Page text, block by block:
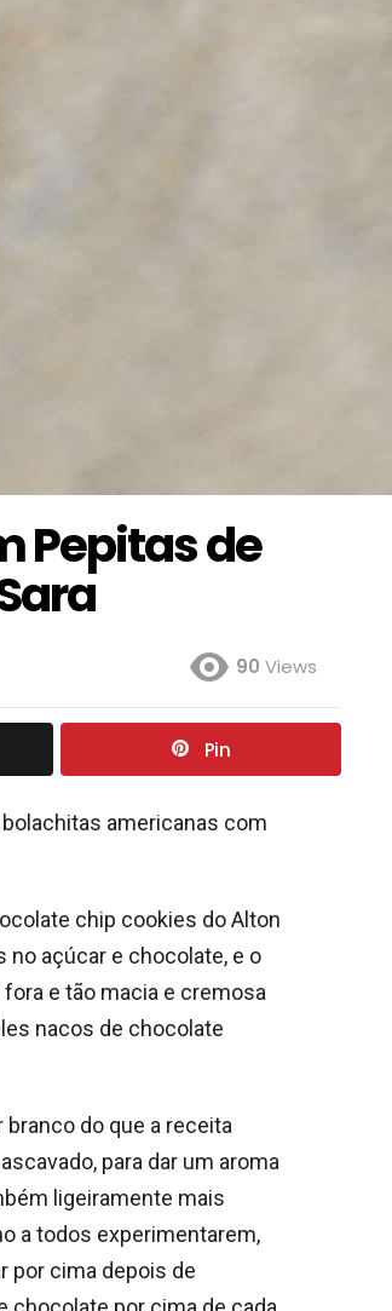
Pepitas de
90 Views
Pin
bolachitas americanas com
chip cookies do Alton
no açúcar e chocolate, e o
e tão macia e cremosa
nacos de chocolate
do que a receita
para dar um aroma
ligeiramente mais
a todos experimentarem,
por cima depois de